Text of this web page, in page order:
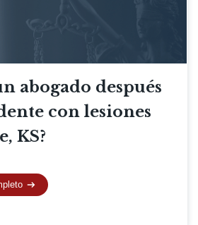
abogado después
con lesiones
KS?